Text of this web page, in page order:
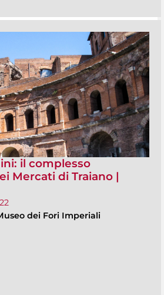
il complesso
Mercati di Traiano |
dei Fori Imperiali